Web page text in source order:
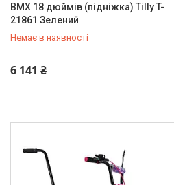
Нове 15
Підлога
Для хлопчиків 2
Унісекс
Тип велосипеда
BMX 18 дюймів (підніжка) Tilly T-
21861 Зелений
Немає в наявності
6 141 ₴
0 (800) 33-98-35